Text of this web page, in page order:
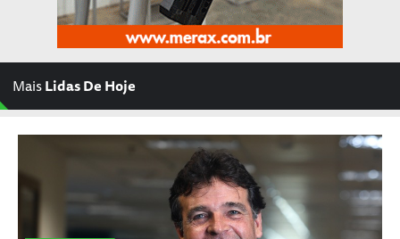
MaisLidas De Hoje